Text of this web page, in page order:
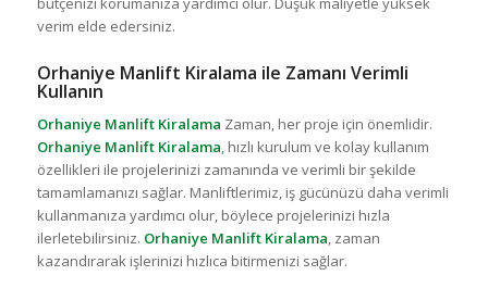
verim elde edersiniz.
Orhaniye Manlift Kiralama ile Zamanı Verimli
Kullanın
Orhaniye Manlift Kiralama Zaman, her proje için önemlidir.
Orhaniye Manlift Kiralama, hızlı kurulum ve kolay kullanım
özellikleri ile projelerinizi zamanında ve verimli bir şekilde
tamamlamanızı sağlar. Manliftlerimiz, iş gücünüzü daha verimli
kullanmanıza yardımcı olur, böylece projelerinizi hızla
ilerletebilirsiniz. Orhaniye Manlift Kiralama, zaman
kazandırarak işlerinizi hızlıca bitirmenizi sağlar.